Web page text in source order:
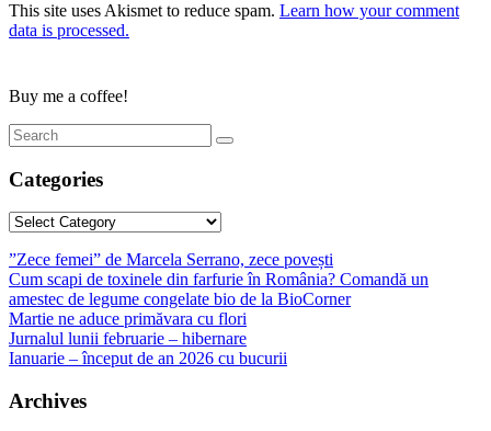
This site uses Akismet to reduce spam. Learn how your comment
data is processed.
Buy me a coffee!
Categories
Categories
”Zece femei” de Marcela Serrano, zece povești
Cum scapi de toxinele din farfurie în România? Comandă un
amestec de legume congelate bio de la BioCorner
Martie ne aduce primăvara cu flori
Jurnalul lunii februarie – hibernare
Ianuarie – început de an 2026 cu bucurii
Archives